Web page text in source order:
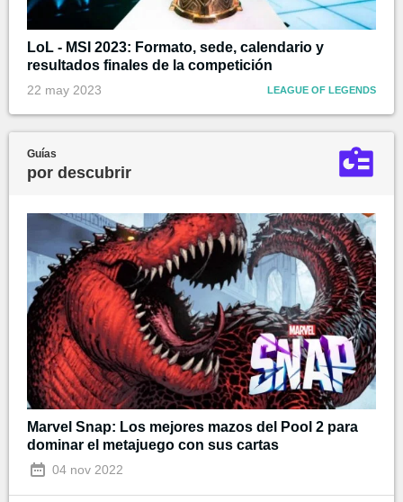
LoL - MSI 2023: Formato, sede, calendario y
resultados finales de la competición
22 may 2023 LEAGUE OF LEGENDS
Guías
por descubrir
Marvel Snap: Los mejores mazos del Pool 2 para
dominar el metajuego con sus cartas
04 nov 2022